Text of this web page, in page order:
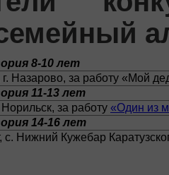
8-10 лет
Назарово, за работу «Мой
11-13 лет
за работу «Один из
14-16 лет
с. Нижний Кужебар